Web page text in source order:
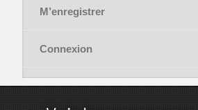
M’enregistrer
Connexion